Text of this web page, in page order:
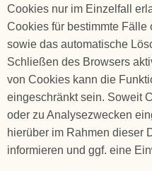
Cookies nur im Einzelfall
Cookies für bestimmte
sowie das automatische
Schließen des Browsers
von Cookies kann die
eingeschränkt sein. Soweit
oder zu Analysezwecken
hierüber im Rahmen dieser
informieren und ggf. eine